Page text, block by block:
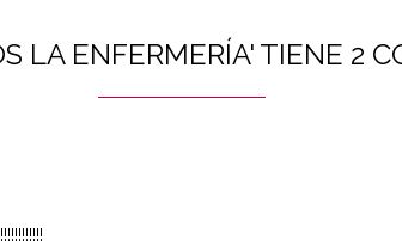
LA ENFERMERÍA' TIENE 2